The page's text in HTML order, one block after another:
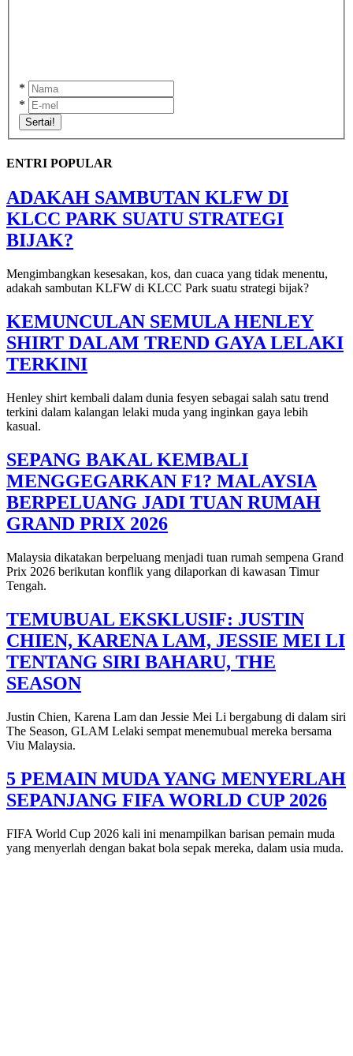
*
*
Sertai!
ENTRI POPULAR
ADAKAH SAMBUTAN KLFW DI
KLCC PARK SUATU STRATEGI
BIJAK?
Mengimbangkan kesesakan, kos, dan cuaca yang tidak menentu,
adakah sambutan KLFW di KLCC Park suatu strategi bijak?
KEMUNCULAN SEMULA HENLEY
SHIRT DALAM TREND GAYA LELAKI
TERKINI
Henley shirt kembali dalam dunia fesyen sebagai salah satu trend
terkini dalam kalangan lelaki muda yang inginkan gaya lebih
kasual.
SEPANG BAKAL KEMBALI
MENGGEGARKAN F1? MALAYSIA
BERPELUANG JADI TUAN RUMAH
GRAND PRIX 2026
Malaysia dikatakan berpeluang menjadi tuan rumah sempena Grand
Prix 2026 berikutan konflik yang dilaporkan di kawasan Timur
Tengah.
TEMUBUAL EKSKLUSIF: JUSTIN
CHIEN, KARENA LAM, JESSIE MEI LI
TENTANG SIRI BAHARU, THE
SEASON
Justin Chien, Karena Lam dan Jessie Mei Li bergabung di dalam siri
The Season, GLAM Lelaki sempat menemubual mereka bersama
Viu Malaysia.
5 PEMAIN MUDA YANG MENYERLAH
SEPANJANG FIFA WORLD CUP 2026
FIFA World Cup 2026 kali ini menampilkan barisan pemain muda
yang menyerlah dengan bakat bola sepak mereka, dalam usia muda.